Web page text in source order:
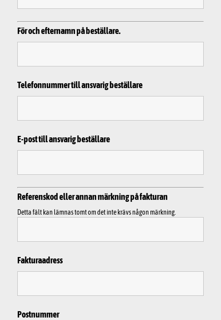
För och efternamn på beställare.
Telefonnummer till ansvarig beställare
E-post till ansvarig beställare
Referenskod eller annan märkning på fakturan
Detta fält kan lämnas tomt om det inte krävs någon märkning.
Fakturaadress
Postnummer